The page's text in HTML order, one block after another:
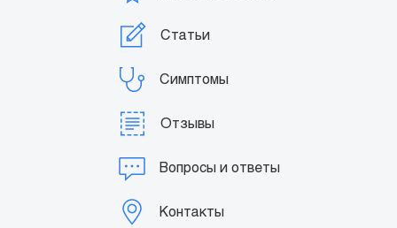
Статьи
Симптомы
Отзывы
Вопросы и ответы
Контакты